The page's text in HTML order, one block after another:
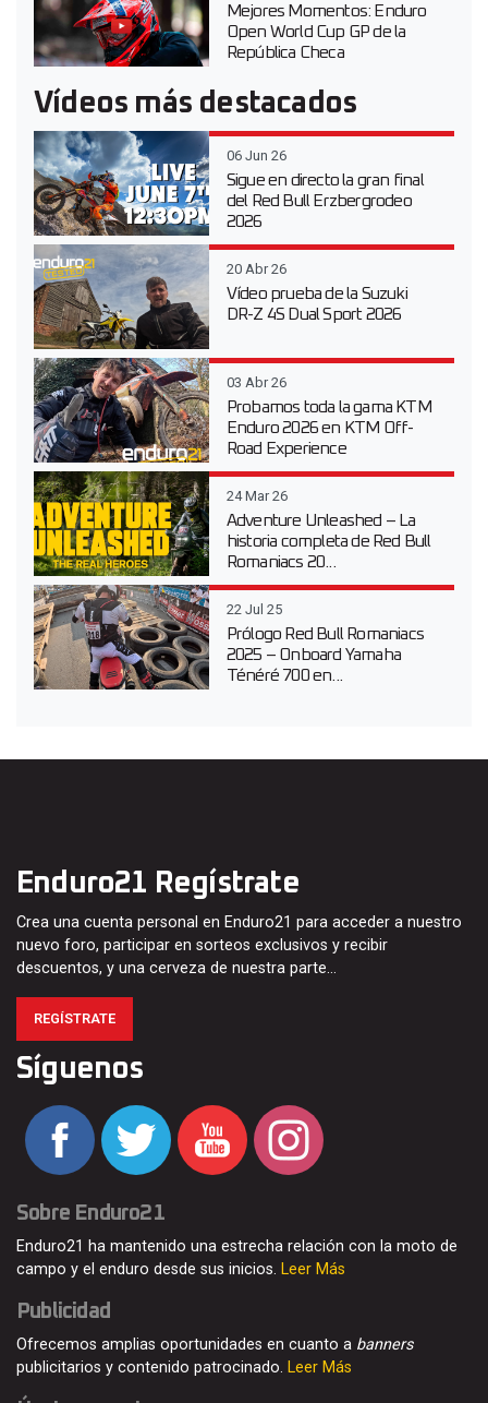
Mejores Momentos: Enduro
Open World Cup GP de la
República Checa
Vídeos más destacados
06 Jun 26
Sigue en directo la gran final
del Red Bull Erzbergrodeo
2026
20 Abr 26
Vídeo prueba de la Suzuki
DR-Z 4S Dual Sport 2026
03 Abr 26
Probamos toda la gama KTM
Enduro 2026 en KTM Off-
Road Experience
24 Mar 26
Adventure Unleashed – La
historia completa de Red Bull
Romaniacs 20...
22 Jul 25
Prólogo Red Bull Romaniacs
2025 – Onboard Yamaha
Ténéré 700 en...
Enduro21 Regístrate
Crea una cuenta personal en Enduro21 para acceder a nuestro
nuevo foro, participar en sorteos exclusivos y recibir
descuentos, y una cerveza de nuestra parte…
REGÍSTRATE
Síguenos
Sobre Enduro21
Enduro21 ha mantenido una estrecha relación con la moto de
campo y el enduro desde sus inicios. Leer Más
Publicidad
Ofrecemos amplias oportunidades en cuanto a banners
publicitarios y contenido patrocinado. Leer Más